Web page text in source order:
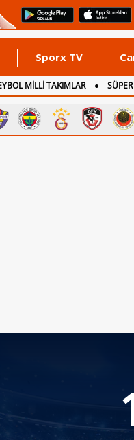
Sporx TV
MİLLİ TAKIMLAR